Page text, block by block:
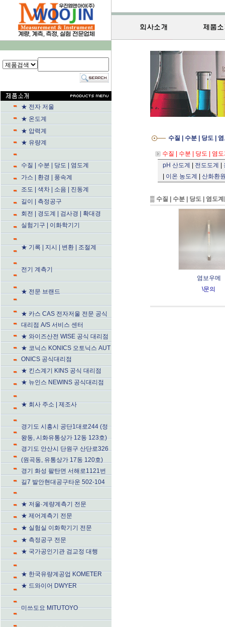
★ 전자 저울
★ 온도계
★ 압력계
★ 유량계
수질 | 수분 | 당도 | 염도계
가스 | 환경 | 풍속계
조도 | 색차 | 소음 | 진동계
길이 | 측정공구
회전 | 경도계 | 검사경 | 확대경
실험기구 | 이화학기기
★ 기록 | 지시 | 변환 | 조절계
전기 계측기
★ 전문 브랜드
★ 카스 CAS 전자저울 전문 공식
대리점 A/S 서비스 센터
★ 와이즈산전 WISE 공식 대리점
★ 코닉스 KONICS 오토닉스 AUT
ONICS 공식대리점
★ 킨스계기 KINS 공식 대리점
★ 뉴인스 NEWINS 공식대리점
★ 회사 주소 | 제조사
경기도 시흥시 공단1대로244 (정
왕동, 시화유통상가 12동 123호)
경기도 안산시 단원구 산단로326
(원곡동, 유통상가 17동 120호)
경기 화성 팔탄면 서해로1121번
길7 발안현대공구타운 502-104
★ 저울·계량계측기 전문
★ 제어계측기 전문
★ 실험실 이화학기기 전문
★ 측정공구 전문
★ 국가공인기관 검교정 대행
★ 한국유량계공업 KOMETER
★ 드와이어 DWYER
미쓰도요 MITUTOYO
수질 | 수분 | 당도 |
수질 | 수분 | 당도 | 염
pH 산도계
전도도계
이온 농도계 산화환
▒ 수질 | 수분 | 당도 | 염도계
염보우메
\문의